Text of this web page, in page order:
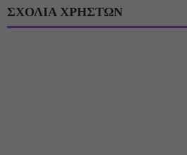
ΣΧΟΛΙΑ ΧΡΗΣΤΩΝ